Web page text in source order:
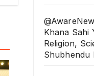
Khana Sahi
Religion,
Shubhendu